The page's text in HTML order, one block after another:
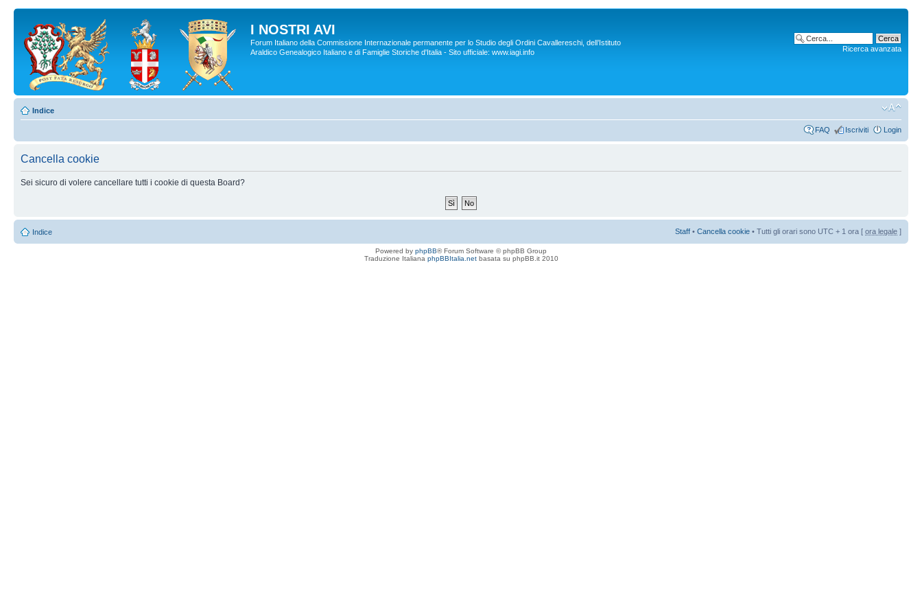
I NOSTRI AVI
Forum Italiano della Commissione Internazionale permanente per lo Studio degli Ordini Cavallereschi, dell’Istituto
Araldico Genealogico Italiano e di Famiglie Storiche d'Italia - Sito ufficiale: www.iagi.info
Ricerca avanzata
Indice
FAQ Iscriviti Login
Cancella cookie
Sei sicuro di volere cancellare tutti i cookie di questa Board?
Indice Staff • Cancella cookie • Tutti gli orari sono UTC + 1 ora [ ora legale ]
Powered by phpBB® Forum Software © phpBB Group
Traduzione Italiana phpBBItalia.netbasata su phpBB.it 2010